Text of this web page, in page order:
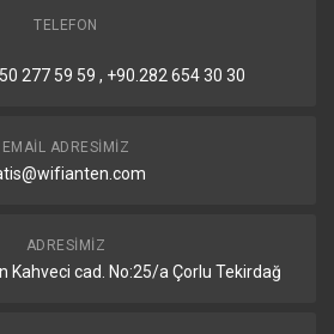
TELEFON
277 59 59 , +90.282 654 30 30
EMAIL ADRESIMIZ
ADRESIMIZ
Kahveci cad. No:25/a Çorlu Tekirdağ